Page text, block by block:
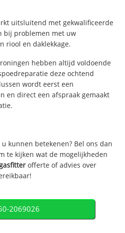
uitsluitend met gekwalificeerde
bij problemen met uw
riool en daklekkage.
hebben altijd voldoende
deze ochtend
wordt eerst een
en direct een afspraak gemaakt
kunnen betekenen? Bel ons dan
te kijken wat de mogelijkheden
offerte of advies over
2069026